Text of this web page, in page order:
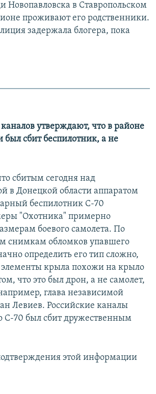
Новопавловска в Ставропольском
проживают его родственники.
задержала блогера, пока
утверждают, что в районе
был сбит беспилотник, а не
сбитым сегодня над
в Донецкой области аппаратом
беспилотник С-70
"Охотника" примерно
боевого самолета. По
снимкам обломков упавшего
определить его тип сложно,
элементы крыла похожи на крыло
что это был дрон, а не самолет,
глава независимой
Левиев. Российские каналы
С-70 был сбит дружественным
этой информации